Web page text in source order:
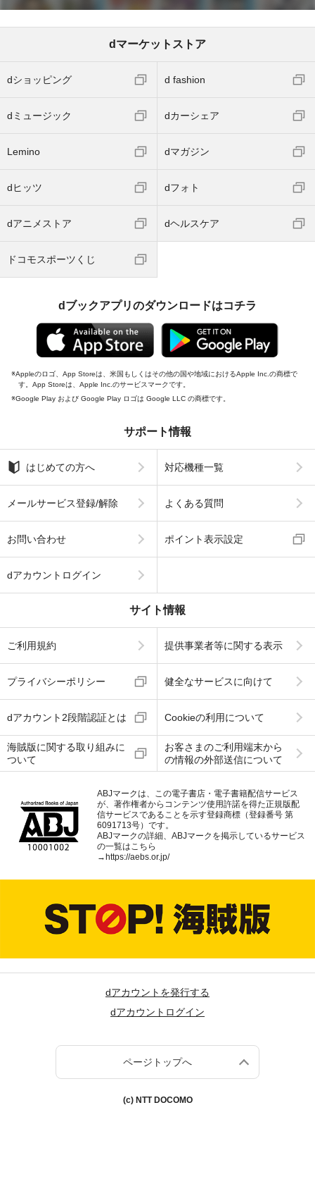
dマーケットストア
dショッピング d fashion
dミュージック dカーシェア
Lemino dマガジン
dヒッツ dフォト
dアニメストア dヘルスケア
ドコモスポーツくじ
dブックアプリのダウンロードはコチラ
Appleのロゴ、App Storeは、米国もしくはその他の国や地域におけるApple Inc.の商標で
す。App Storeは、Apple Inc.のサービスマークです。
Google Play および Google Play ロゴは Google LLC の商標です。
サポート情報
はじめての方へ 対応機種一覧
メールサービス登録/解除 よくある質問
お問い合わせ ポイント表示設定
dアカウントログイン
サイト情報
ご利用規約 提供事業者等に関する表示
プライバシーポリシー 健全なサービスに向けて
dアカウント2段階認証とは Cookieの利用について
海賊版に関する取り組みに
ついて
お客さまのご利用端末から
の情報の外部送信について
ABJマークは、この電子書店・電子書籍配信サービス
が、著作権者からコンテンツ使用許諾を得た正規版配
信サービスであることを示す登録商標（登録番号 第
6091713号）です。
ABJマークの詳細、ABJマークを掲示しているサービス
の一覧はこちら
→ https://aebs.or.jp/
dアカウントを発行する
dアカウントログイン
ページトップへ
(c) NTT DOCOMO